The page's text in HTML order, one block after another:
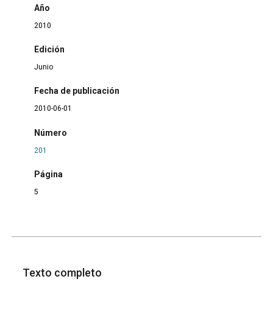
Año
2010
Edición
Junio
Fecha de publicación
2010-06-01
Número
201
Página
5
Texto completo